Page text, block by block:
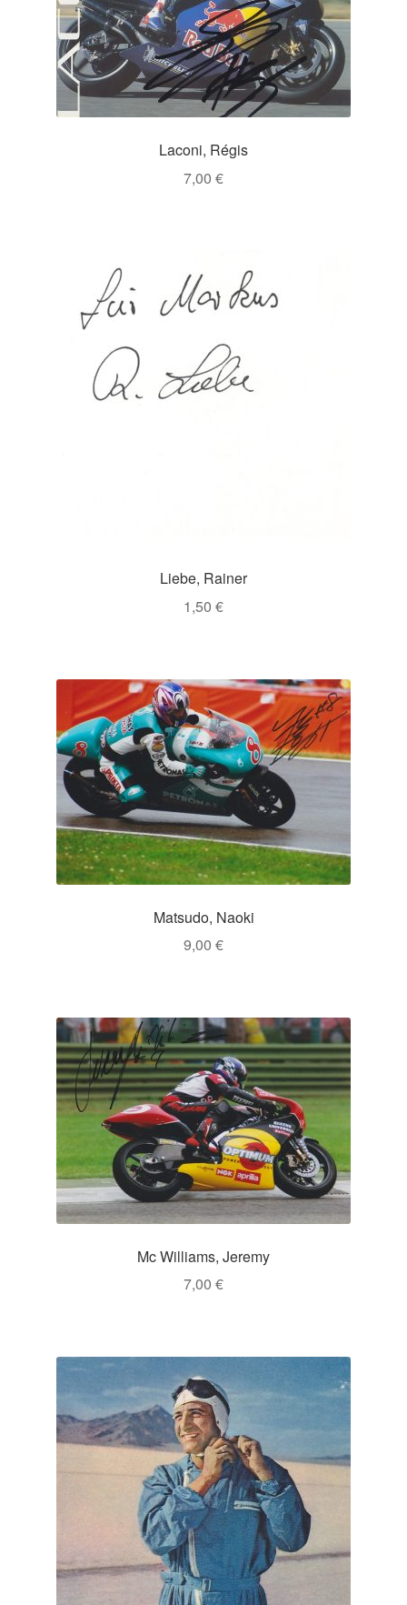
Laconi, Régis
7,00 €
Liebe, Rainer
1,50 €
Matsudo, Naoki
9,00 €
Mc Williams, Jeremy
7,00 €